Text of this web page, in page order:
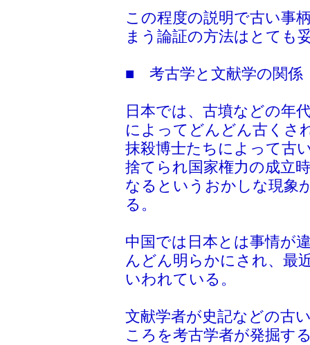
この程度の説明で古い事
まう論証の方法はとても
■ 考古学と文献学の関係
日本では、古墳などの年
によってどんどん古くさ
抹殺博士たちによって古
捨てられ国家権力の成立
なるというおかしな現象
る。
中国では日本とは事情が
んどん明らかにされ、最
いわれている。
文献学者が史記などの古
ころを考古学者が発掘す